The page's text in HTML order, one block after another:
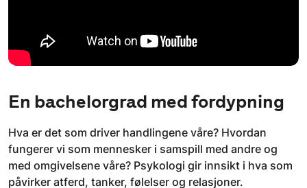
En bachelorgrad med fordypning
Hva er det som driver handlingene våre? Hvordan
fungerer vi som mennesker i samspill med andre og
med omgivelsene våre? Psykologi gir innsikt i hva som
påvirker atferd, tanker, følelser og relasjoner.